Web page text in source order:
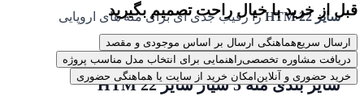
سایز 22 HTM
را رقیب جدی ای برای مته های اروپایی
موجود در بازار دانست.
سایز بندی مته 5 شیار سایز 22 HTM
قبل از خرید با خیال راحت تصمیم بگیرید
ارسال سریعهماهنگی ارسال بر اساس موجودی و مقصد
دریافت مشاوره تخصصیراهنمایی برای انتخاب مدل مناسب پروژه
خرید حضوری و آنلاین امکان خرید از سایت یا هماهنگی حضوری